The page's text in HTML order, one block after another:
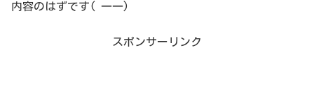
内容のはずです( 一一)
スポンサーリンク